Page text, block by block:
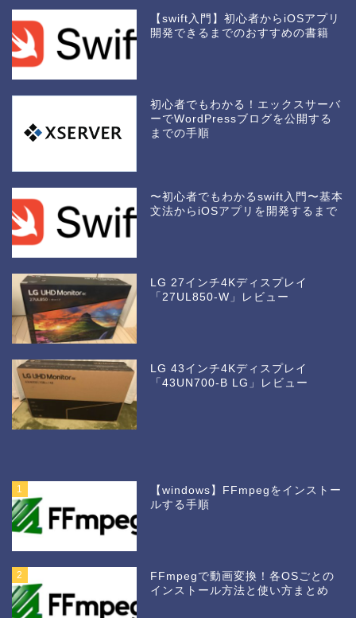
【swift入門】初心者からiOSアプリ
開発できるまでのおすすめの書籍
初心者でもわかる！エックスサーバ
ーでWordPressブログを公開する
までの手順
〜初心者でもわかるswift入門〜基本
文法からiOSアプリを開発するまで
LG 27インチ4Kディスプレイ
「27UL850-W」レビュー
LG 43インチ4Kディスプレイ
「43UN700-B LG」レビュー
1
【windows】FFmpegをインストー
ルする手順
2
FFmpegで動画変換！各OSごとの
インストール方法と使い方まとめ